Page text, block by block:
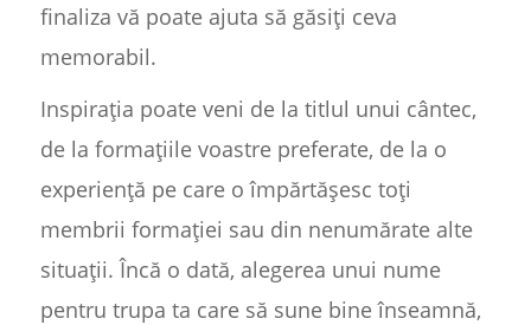
finaliza vă poate ajuta să găsiți ceva
memorabil.
Inspirația poate veni de la titlul unui cântec,
de la formațiile voastre preferate, de la o
experiență pe care o împărtășesc toți
membrii formației sau din nenumărate alte
situații. Încă o dată, alegerea unui nume
pentru trupa ta care să sune bine înseamnă,